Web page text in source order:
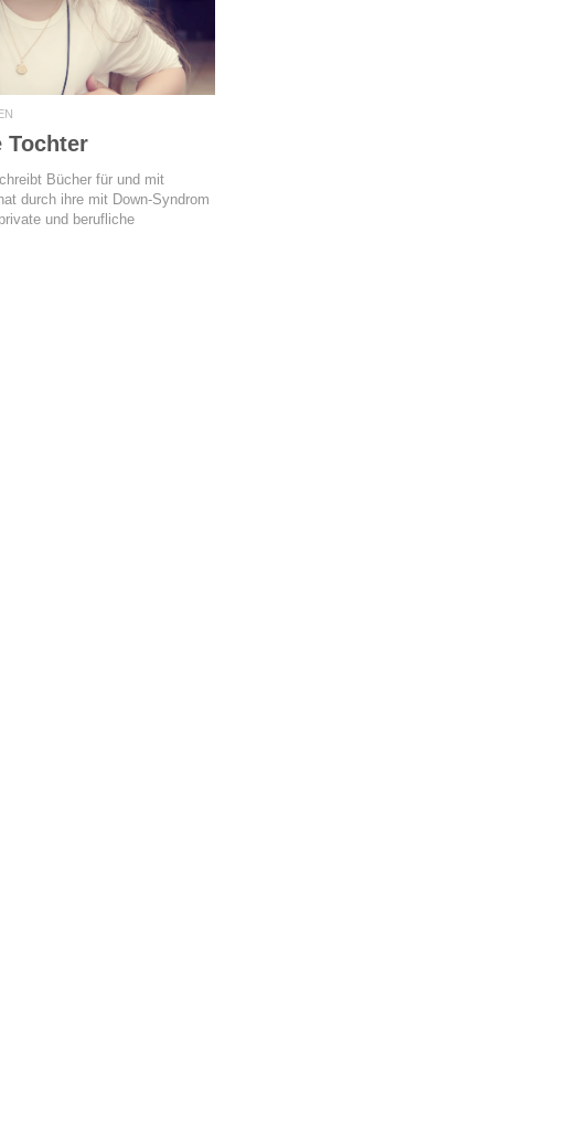
Tochter
Bücher für und mit
durch ihre mit Down-Syndrom
und berufliche